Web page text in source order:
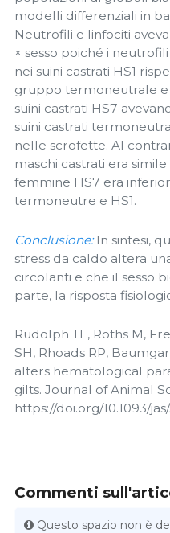
modelli differenziali in
Neutrofili e linfociti
× sesso poiché i
nei suini castrati HS1
gruppo termoneutrale e
suini castrati HS7
suini castrati
nelle scrofette. Al
maschi castrati era
femmine HS7 era
termoneutre e HS1.
Conclusione:In sintesi,
stress da caldo altera
circolanti e che il sesso
parte, la risposta
Rudolph TE, Roths M,
SH, Rhoads RP,
alters hematological
gilts. Journal of Animal
https://doi.org/10.1093/
Commenti
Questo spazio non è